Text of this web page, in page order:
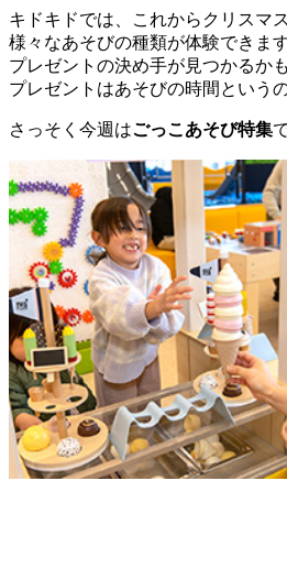
キドキドでは、これからクリスマ
様々なあそびの種類が体験できます
プレゼントの決め手が見つかるか
プレゼントはあそびの時間という
さっそく今週はごっこあそび特集